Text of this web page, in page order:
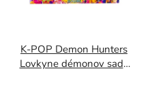
K-POP Demon Hunters
Lovkyne démonov sada